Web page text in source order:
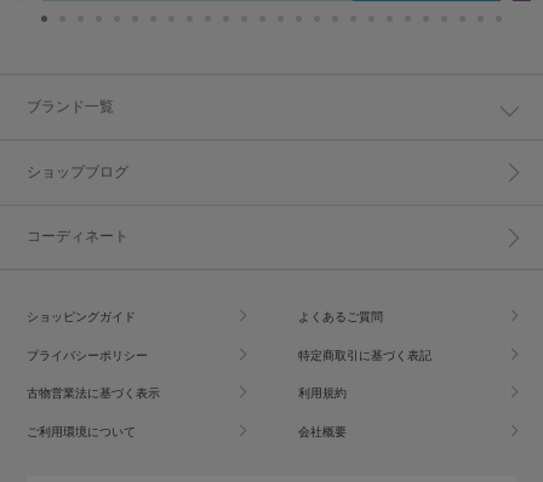
ブランド一覧
ショップブログ
コーディネート
ショッピングガイド よくあるご質問
プライバシーポリシー 特定商取引に基づく表記
古物営業法に基づく表示 利用規約
ご利用環境について 会社概要